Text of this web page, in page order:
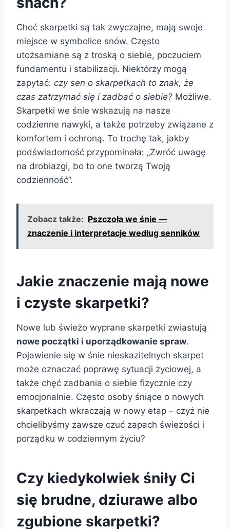
Choć skarpetki są tak zwyczajne, mają swoje
miejsce w symbolice snów. Często
utożsamiane są z troską o siebie, poczuciem
fundamentu i stabilizacji. Niektórzy mogą
zapytać: czy sen o skarpetkach to znak, że
czas zatrzymać się i zadbać o siebie? Możliwe.
Skarpetki we śnie wskazują na nasze
codzienne nawyki, a także potrzeby związane z
komfortem i ochroną. To trochę tak, jakby
podświadomość przypominała: „Zwróć uwagę
na drobiazgi, bo to one tworzą Twoją
codzienność”.
Zobacz także: Pszczoła we śnie —
znaczenie i interpretacje według senników
Jakie znaczenie mają nowe
i czyste skarpetki?
Nowe lub świeżo wyprane skarpetki zwiastują
nowe początki i uporządkowanie spraw.
Pojawienie się w śnie nieskazitelnych skarpet
może oznaczać poprawę sytuacji życiowej, a
także chęć zadbania o siebie fizycznie czy
emocjonalnie. Często osoby śniące o nowych
skarpetkach wkraczają w nowy etap – czyż nie
chcielibyśmy zawsze czuć zapach świeżości i
porządku w codziennym życiu?
Czy kiedykolwiek śniły Ci
się brudne, dziurawe albo
zgubione skarpetki?